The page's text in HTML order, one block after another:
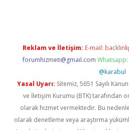
Reklam ve İletişim: E-mail:
forumhizmeti@gmail.com
@karabul
Yasal Uyarı: Sitemiz, 5651 Sayılı
ve İletişim Kurumu (BTK) tarafından
olarak hizmet vermektedir. Bu
olarak denetleme veya araştırma